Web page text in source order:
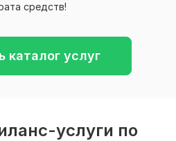
средств!
каталог услуг
услуги по